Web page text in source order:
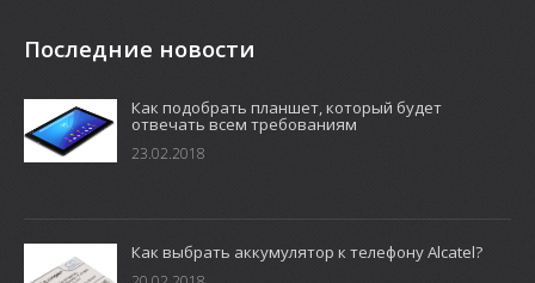
Последние новости
Как подобрать планшет, который будет
отвечать всем требованиям
23.02.2018
Как выбрать аккумулятор к телефону Alcatel?